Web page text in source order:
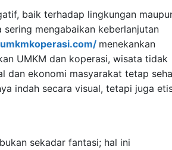
baik terhadap lingkungan
mengabaikan keberlanjutan
menekankan
UMKM dan koperasi, wisata tidak
dan ekonomi masyarakat tetap
indah secara visual, tetapi juga
sekadar fantasi; hal ini